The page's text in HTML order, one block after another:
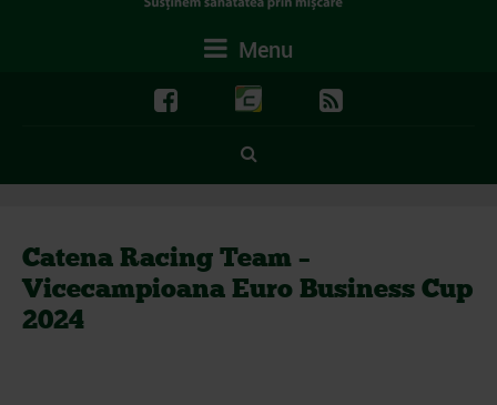
Menu
Catena Racing Team –
Vicecampioana Euro Business Cup
2024